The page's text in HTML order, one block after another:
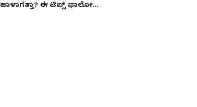
ಹಾಳಾಗತ್ತಾ? ಈ ಟಿಪ್ಸ್​ ಫಾಲೋ